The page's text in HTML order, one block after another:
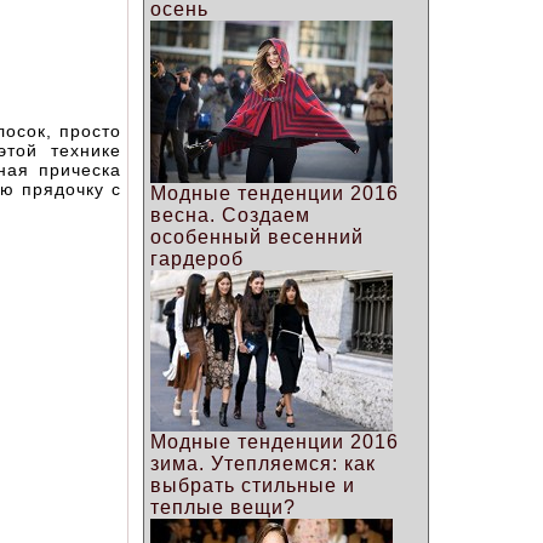
просто
технике
прическа
прядочку с
осень
Модные тенденции 2016
весна. Создаем
особенный весенний
гардероб
Модные тенденции 2016
зима. Утепляемся: как
выбрать стильные и
теплые вещи?